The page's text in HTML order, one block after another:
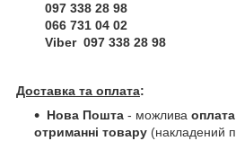
097 338 28 98
066 731 04 02
Viber 097 338 28 98
Доставка та оплата:
Нова Пошта - можлива
отриманні товару (накладений